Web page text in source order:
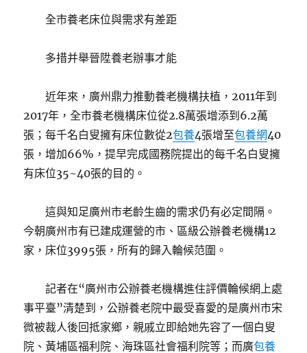
全市養老床位與需求有差距
多措并舉晉陞養老辦事才能
近年來，廣州鼎力推動養老機構扶植，2011年到
2017年，全市養老機構床位從2.8萬張增添到6.2萬
張；每千名白叟擁有床位數從2包養4張增至包養網40
張，增加66%，提早完成國務院提出的每千名白叟擁
有床位35~40張的目的。
這與知足廣州市老齡生齒的需求仍有必定間隔。
今朝廣州市有已建成運營的市、區級公辦養老機構12
家，床位3995張，所有的歸入輪候范圍。
記者在“廣州市公辦養老機構進住評價輪候網上處
事平臺”清楚到，公辦養老院中最受喜愛的是廣州市宋
微被裁人後回抵家鄉，親戚立即給她先容了一個白叟
院、黃埔區福利院、海珠區社會福利院等；而廣包養